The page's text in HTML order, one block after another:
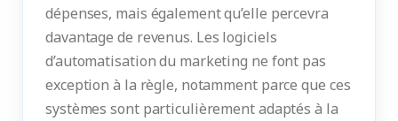
dépenses, mais également qu’elle percevra
davantage de revenus. Les logiciels
d’automatisation du marketing ne font pas
exception à la règle, notamment parce que ces
systèmes sont particulièrement adaptés à la